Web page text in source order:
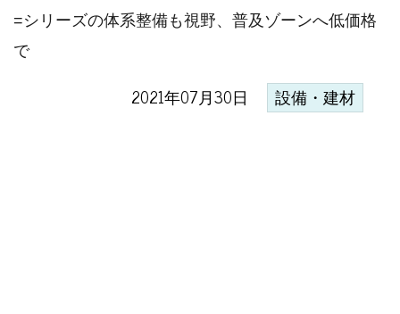
=シリーズの体系整備も視野、普及ゾーンへ低価格
で
2021年07月30日 設備・建材